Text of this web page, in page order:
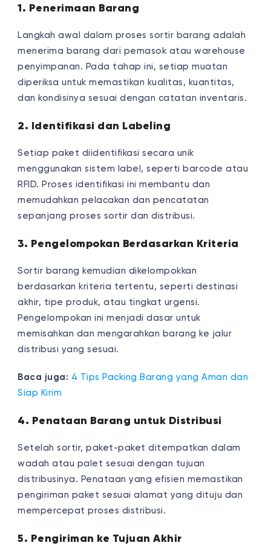
1. Penerimaan Barang
Langkah awal dalam proses sortir barang adalah
menerima barang dari pemasok atau warehouse
penyimpanan. Pada tahap ini, setiap muatan
diperiksa untuk memastikan kualitas, kuantitas,
dan kondisinya sesuai dengan catatan inventaris.
2. Identifikasi dan Labeling
Setiap paket diidentifikasi secara unik
menggunakan sistem label, seperti barcode atau
RFID. Proses identifikasi ini membantu dan
memudahkan pelacakan dan pencatatan
sepanjang proses sortir dan distribusi.
3. Pengelompokan Berdasarkan Kriteria
Sortir barang kemudian dikelompokkan
berdasarkan kriteria tertentu, seperti destinasi
akhir, tipe produk, atau tingkat urgensi.
Pengelompokan ini menjadi dasar untuk
memisahkan dan mengarahkan barang ke jalur
distribusi yang sesuai.
Baca juga: 4 Tips Packing Barang yang Aman dan
Siap Kirim
4. Penataan Barang untuk Distribusi
Setelah sortir, paket-paket ditempatkan dalam
wadah atau palet sesuai dengan tujuan
distribusinya. Penataan yang efisien memastikan
pengiriman paket sesuai alamat yang dituju dan
mempercepat proses distribusi.
5. Pengiriman ke Tujuan Akhir